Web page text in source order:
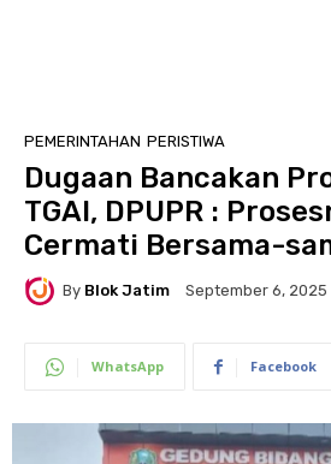
PEMERINTAHAN PERISTIWA
Dugaan Bancakan
TGAI, DPUPR :
Cermati Bersama-
By Blok Jatim September 6, 2025
WhatsApp Facebook